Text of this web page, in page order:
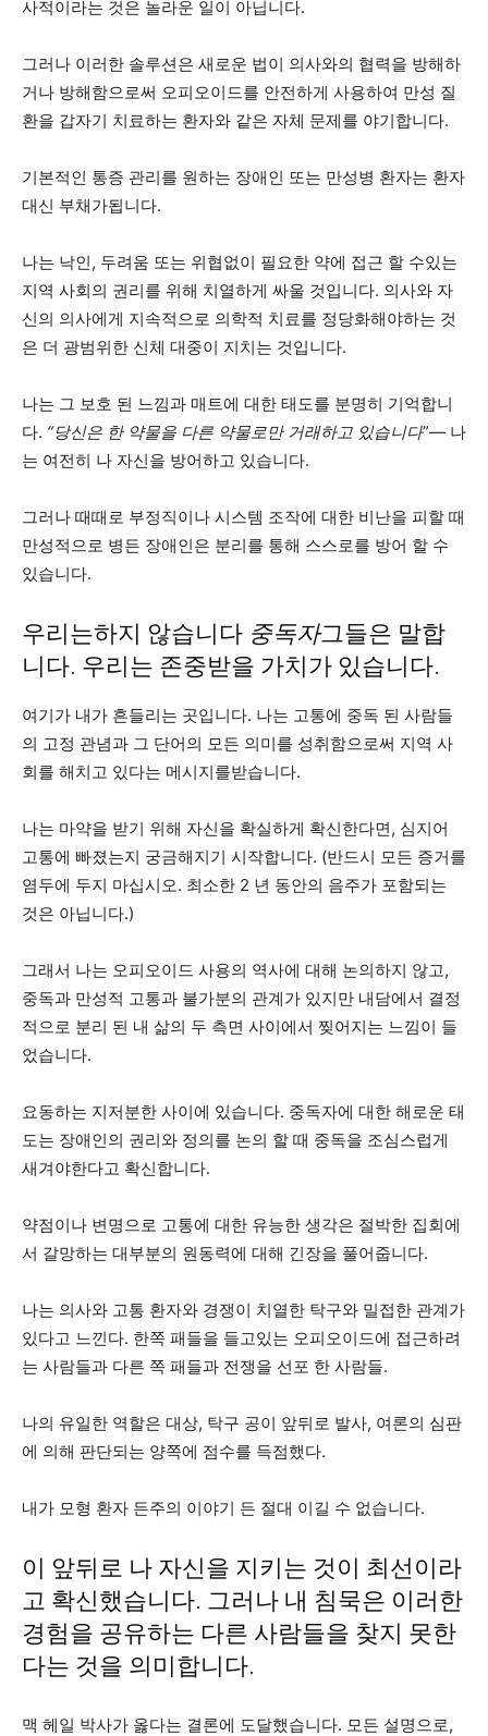
사적이라는 것은 놀라운 일이 아닙니다.
그러나 이러한 솔루션은 새로운 법이 의사와의 협력을 방해하
거나 방해함으로써 오피오이드를 안전하게 사용하여 만성 질
환을 갑자기 치료하는 환자와 같은 자체 문제를 야기합니다.
기본적인 통증 관리를 원하는 장애인 또는 만성병 환자는 환자
대신 부채가됩니다.
나는 낙인, 두려움 또는 위협없이 필요한 약에 접근 할 수있는
지역 사회의 권리를 위해 치열하게 싸울 것입니다. 의사와 자
신의 의사에게 지속적으로 의학적 치료를 정당화해야하는 것
은 더 광범위한 신체 대중이 지치는 것입니다.
나는 그 보호 된 느낌과 매트에 대한 태도를 분명히 기억합니
다. “당신은 한 약물을 다른 약물로만 거래하고 있습니다”— 나
는 여전히 나 자신을 방어하고 있습니다.
그러나 때때로 부정직이나 시스템 조작에 대한 비난을 피할 때
만성적으로 병든 장애인은 분리를 통해 스스로를 방어 할 수
있습니다.
우리는하지 않습니다 중독자그들은 말합
니다. 우리는 존중받을 가치가 있습니다.
여기가 내가 흔들리는 곳입니다. 나는 고통에 중독 된 사람들
의 고정 관념과 그 단어의 모든 의미를 성취함으로써 지역 사
회를 해치고 있다는 메시지를받습니다.
나는 마약을 받기 위해 자신을 확실하게 확신한다면, 심지어
고통에 빠졌는지 궁금해지기 시작합니다. (반드시 모든 증거를
염두에 두지 마십시오. 최소한 2 년 동안의 음주가 포함되는
것은 아닙니다.)
그래서 나는 오피오이드 사용의 역사에 대해 논의하지 않고,
중독과 만성적 고통과 불가분의 관계가 있지만 내담에서 결정
적으로 분리 된 내 삶의 두 측면 사이에서 찢어지는 느낌이 들
었습니다.
요동하는 지저분한 사이에 있습니다. 중독자에 대한 해로운 태
도는 장애인의 권리와 정의를 논의 할 때 중독을 조심스럽게
새겨야한다고 확신합니다.
약점이나 변명으로 고통에 대한 유능한 생각은 절박한 집회에
서 갈망하는 대부분의 원동력에 대해 긴장을 풀어줍니다.
나는 의사와 고통 환자와 경쟁이 치열한 탁구와 밀접한 관계가
있다고 느낀다. 한쪽 패들을 들고있는 오피오이드에 접근하려
는 사람들과 다른 쪽 패들과 전쟁을 선포 한 사람들.
나의 유일한 역할은 대상, 탁구 공이 앞뒤로 발사, 여론의 심판
에 의해 판단되는 양쪽에 점수를 득점했다.
내가 모형 환자 든주의 이야기 든 절대 이길 수 없습니다.
이 앞뒤로 나 자신을 지키는 것이 최선이라
고 확신했습니다. 그러나 내 침묵은 이러한
경험을 공유하는 다른 사람들을 찾지 못한
다는 것을 의미합니다.
맥 헤일 박사가 옳다는 결론에 도달했습니다. 모든 설명으로,